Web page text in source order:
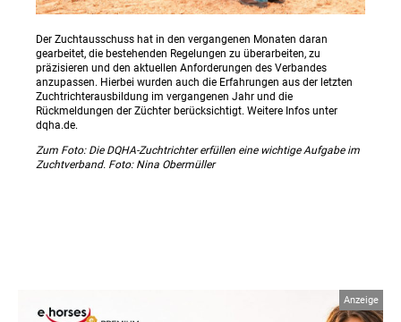
Der Zuchtausschuss hat in den vergangenen Monaten daran
gearbeitet, die bestehenden Regelungen zu überarbeiten, zu
präzisieren und den aktuellen Anforderungen des Verbandes
anzupassen. Hierbei wurden auch die Erfahrungen aus der letzten
Zuchtrichterausbildung im vergangenen Jahr und die
Rückmeldungen der Züchter berücksichtigt. Weitere Infos unter
dqha.de.
Zum Foto: Die DQHA-Zuchtrichter erfüllen eine wichtige Aufgabe im
Zuchtverband. Foto: Nina Obermüller